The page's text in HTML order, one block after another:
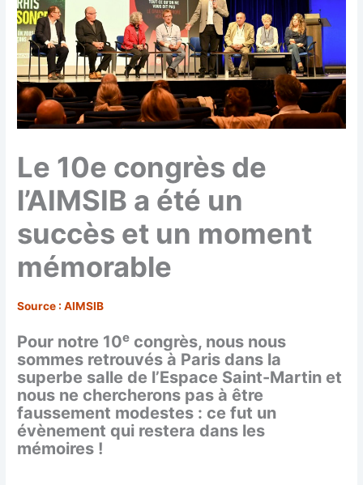
Le 10e congrès de
l’AIMSIB a été un
succès et un moment
mémorable
Source : AIMSIB
Pour notre 10e congrès, nous nous
sommes retrouvés à Paris dans la
superbe salle de l’Espace Saint-Martin et
nous ne chercherons pas à être
faussement modestes : ce fut un
évènement qui restera dans les
mémoires !